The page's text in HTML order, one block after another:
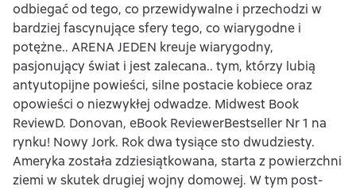
odbiegać od tego, co przewidywalne i przechodzi w
bardziej fascynujące sfery tego, co wiarygodne i
potężne.. ARENA JEDEN kreuje wiarygodny,
pasjonujący świat i jest zalecana.. tym, którzy lubią
antyutopijne powieści, silne postacie kobiece oraz
opowieści o niezwykłej odwadze. Midwest Book
ReviewD. Donovan, eBook ReviewerBestseller Nr 1 na
rynku! Nowy Jork. Rok dwa tysiące sto dwudziesty.
Ameryka została zdziesiątkowana, starta z powierzchni
ziemi w skutek drugiej wojny domowej. W tym post-